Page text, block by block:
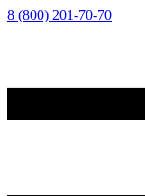
8 (800) 201-70-70